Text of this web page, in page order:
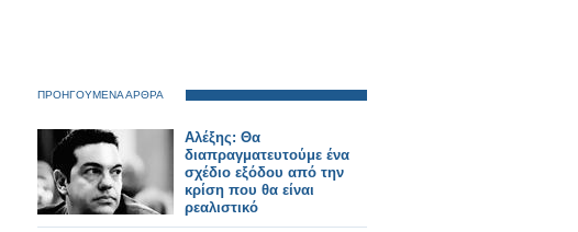
ΠΡΟΗΓΟΥΜΕΝΑ ΑΡΘΡΑ
Αλέξης: Θα
διαπραγματευτούμε ένα
σχέδιο εξόδου από την
κρίση που θα είναι
ρεαλιστικό